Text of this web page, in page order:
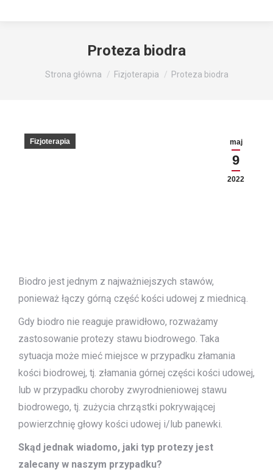
Proteza biodra
Jesteś tutaj:
Strona główna Fizjoterapia Proteza biodra
maj
9
2022
Fizjoterapia
Biodro jest jednym z najważniejszych stawów,
ponieważ łączy górną część kości udowej z miednicą.
Gdy biodro nie reaguje prawidłowo, rozważamy
zastosowanie protezy stawu biodrowego. Taka
sytuacja może mieć miejsce w przypadku złamania
kości biodrowej, tj. złamania górnej części kości udowej,
lub w przypadku choroby zwyrodnieniowej stawu
biodrowego, tj. zużycia chrząstki pokrywającej
powierzchnię głowy kości udowej i/lub panewki.
Skąd jednak wiadomo, jaki typ protezy jest
zalecany w naszym przypadku?